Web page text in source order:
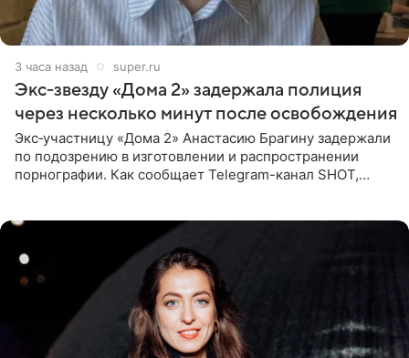
3 часа назад super.ru
Экс‑звезду «Дома 2» задержала полиция
через несколько минут после освобождения
Экс‑участницу «Дома 2» Анастасию Брагину задержали
по подозрению в изготовлении и распространении
порнографии. Как сообщает Telegram-канал SHOT,